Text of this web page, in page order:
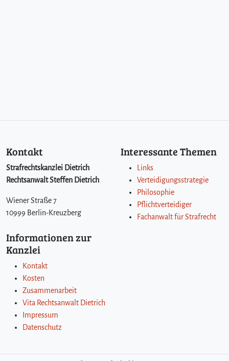
Kontakt
Strafrechtskanzlei Dietrich
Rechtsanwalt Steffen Dietrich
Wiener Straße 7
10999 Berlin-Kreuzberg
Interessante Themen
Links
Verteidigungsstrategie
Philosophie
Pflichtverteidiger
Fachanwalt für Strafrecht
Informationen zur
Kanzlei
Kontakt
Kosten
Zusammenarbeit
Vita Rechtsanwalt Dietrich
Impressum
Datenschutz